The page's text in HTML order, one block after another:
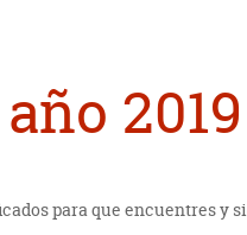
para que encuentres y